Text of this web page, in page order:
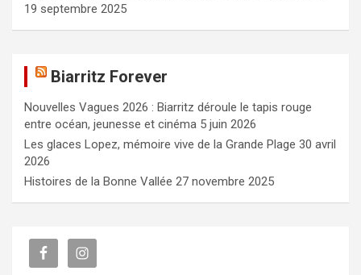
19 septembre 2025
Biarritz Forever
Nouvelles Vagues 2026 : Biarritz déroule le tapis rouge
entre océan, jeunesse et cinéma 5 juin 2026
Les glaces Lopez, mémoire vive de la Grande Plage 30 avril
2026
Histoires de la Bonne Vallée 27 novembre 2025